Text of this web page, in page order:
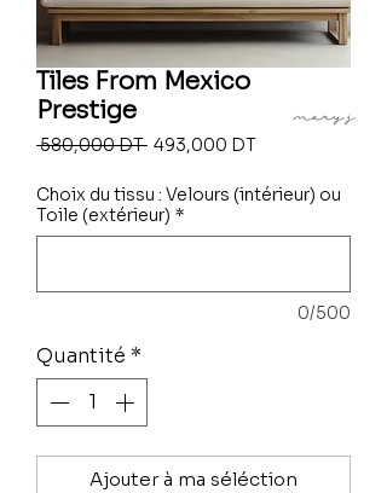
Tiles From Mexico
Prestige
580,000 DT Prix
493,000 DTPrix
Choix du tissu : Velours (intérieur) ou
Toile (extérieur) *
0/500
Quantité *
Ajouter à ma séléction